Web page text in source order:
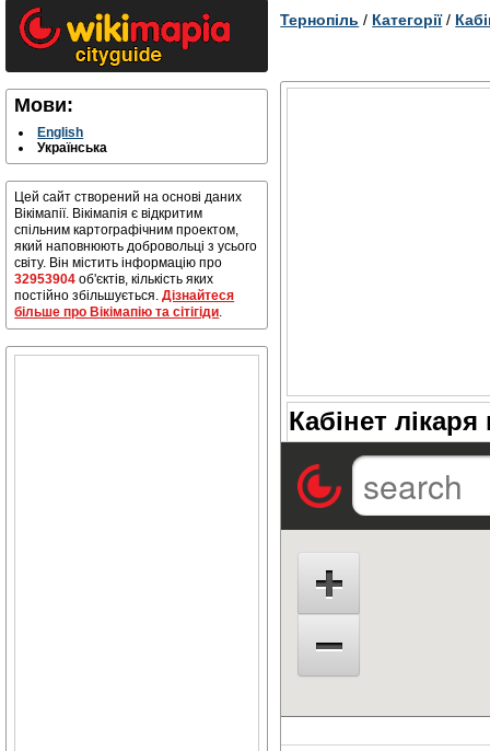
Мови:
English
Українська
Цей сайт створений на основі даних
Вікімапії. Вікімапія є відкритим
спільним картографічним проектом,
який наповнюють добровольці з усього
світу. Він містить інформацію про
32953904 об'єктів, кількість яких
постійно збільшується.Дізнайтеся
більше про Вікімапію та сітігіди.
Тернопіль / Категорії/
Кабінет